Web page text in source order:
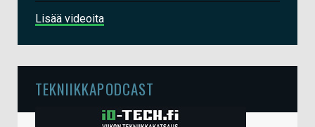
Lisää videoita
TEKNIIKKAPODCAST